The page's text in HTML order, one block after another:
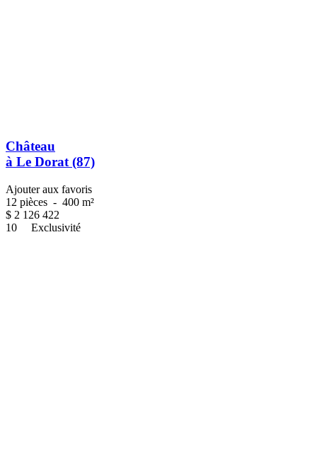
Château
à Le Dorat (87)
Ajouter aux favoris
12 pièces - 400 m²
$ 2 126 422
10
Exclusivité